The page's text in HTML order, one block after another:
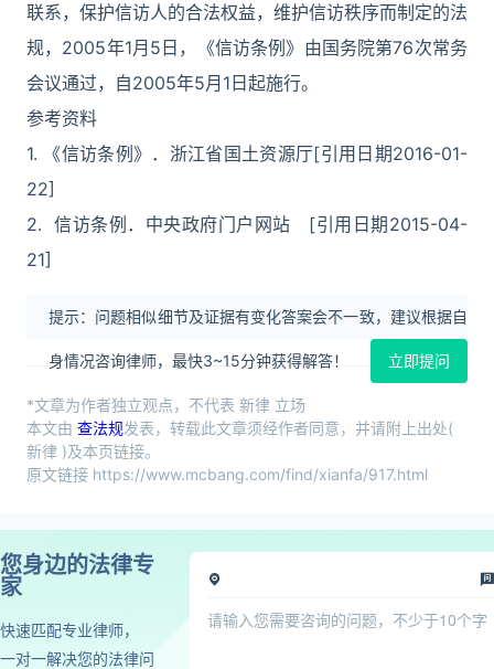
联系，保护信访人的合法权益，维护信访秩序而制定的法
规，2005年1月5日，《信访条例》由国务院第76次常务
会议通过，自2005年5月1日起施行。
参考资料
1. 《信访条例》．浙江省国土资源厅[引用日期2016-01-
22]
2. 信访条例．中央政府门户网站 [引用日期2015-04-
21]
提示：问题相似细节及证据有变化答案会不一致，建议根据自
身情况咨询律师，最快3~15分钟获得解答！ 立即提问
*文章为作者独立观点，不代表 新律 立场
本文由 查法规发表，转载此文章须经作者同意，并请附上出处(
新律 )及本页链接。
原文链接 https://www.mcbang.com/find/xianfa/917.html
您身边的法律专
家
快速匹配专业律师，
一对一解决您的法律问